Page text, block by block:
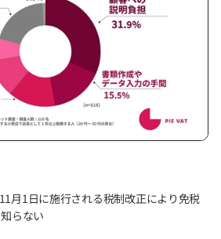
月1日に施行される税制改正により免税
らない